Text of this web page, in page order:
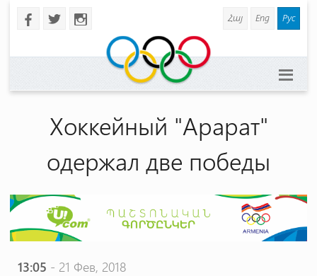
b a x Հայ Eng Рус
Хоккейный "Арарат"
одержал две победы
13:05 - 21 Фев, 2018